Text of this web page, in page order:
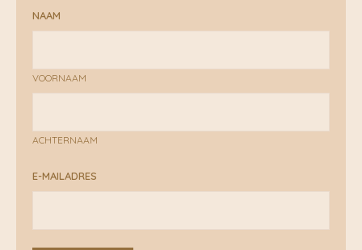
NAAM
VOORNAAM
ACHTERNAAM
E-MAILADRES